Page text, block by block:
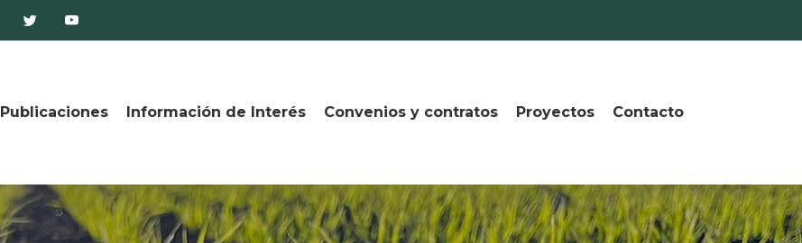
Publicaciones Información de Interés Convenios y contratos Proyectos Contacto